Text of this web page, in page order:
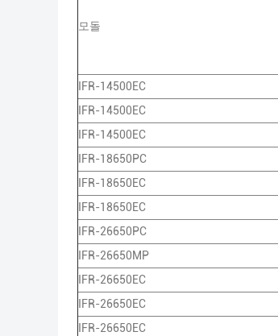
모돌
IFR-14500EC
IFR-14500EC
IFR-14500EC
IFR-18650PC
IFR-18650EC
IFR-18650EC
IFR-26650PC
IFR-26650MP
IFR-26650EC
IFR-26650EC
IFR-26650EC